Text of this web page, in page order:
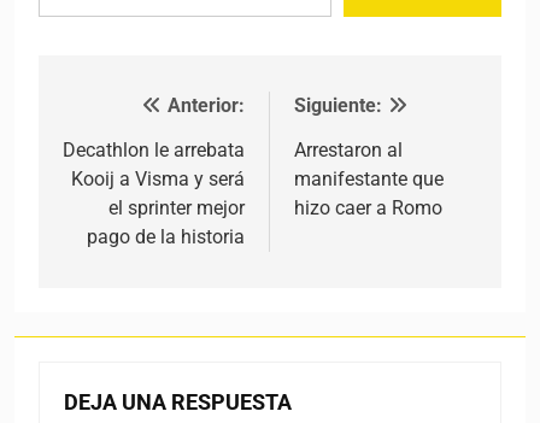
Navegación de entradas
Anterior:
Decathlon le arrebata
Kooij a Visma y será
el sprinter mejor
pago de la historia
Siguiente:
Arrestaron al
manifestante que
hizo caer a Romo
DEJA UNA RESPUESTA